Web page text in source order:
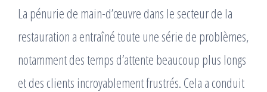
La pénurie de main-d’œuvre dans le secteur de la
restauration a entraîné toute une série de problèmes,
notamment des temps d’attente beaucoup plus longs
et des clients incroyablement frustrés. Cela a conduit